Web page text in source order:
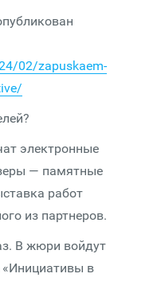
02/zapuskaem-
электронные
— памятные
работ
из партнеров.
В жюри войдут
«Инициативы в